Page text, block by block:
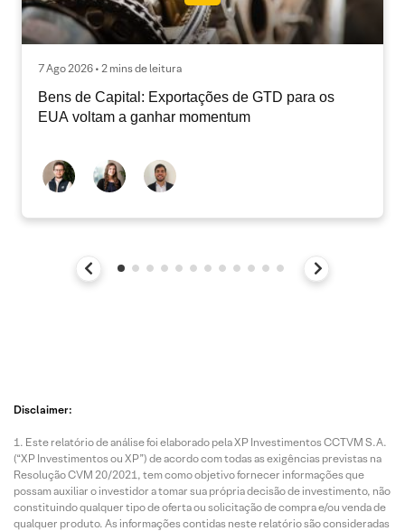
7 Ago 2026 • 2 mins de leitura
Bens de Capital: Exportações de GTD para os
EUA voltam a ganhar momentum
Disclaimer:
Este relatório de análise foi elaborado pela XP Investimentos CCTVM S.A.
(“XP Investimentos ou XP”) de acordo com todas as exigências previstas na
Resolução CVM 20/2021, tem como objetivo fornecer informações que
possam auxiliar o investidor a tomar sua própria decisão de investimento, não
constituindo qualquer tipo de oferta ou solicitação de compra e/ou venda de
qualquer produto. As informações contidas neste relatório são consideradas